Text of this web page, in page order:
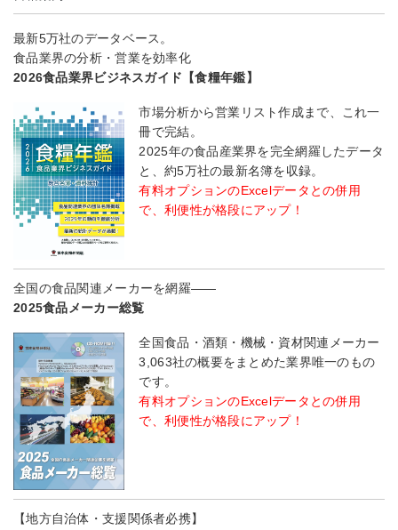
最新5万社のデータベース。
食品業界の分析・営業を効率化
2026食品業界ビジネスガイド【食糧年鑑】
市場分析から営業リスト作成まで、これ一
冊で完結。
2025年の食品産業界を完全網羅したデータ
と、約5万社の最新名簿を収録。
有料オプションのExcelデータとの併用
で、利便性が格段にアップ！
全国の食品関連メーカーを網羅――
2025食品メーカー総覧
全国食品・酒類・機械・資材関連メーカー
3,063社の概要をまとめた業界唯一のもの
です。
有料オプションのExcelデータとの併用
で、利便性が格段にアップ！
【地方自治体・支援関係者必携】